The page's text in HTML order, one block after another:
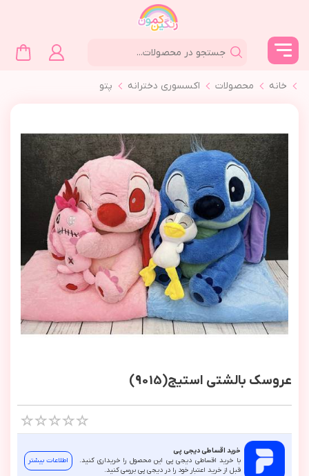
خانه محصولات اکسسوری دخترانه پتو
عروسک بالشتی استیج(9015)
خرید اقساطی دیجی پی
با خرید اقساطی دیجی پی این محصول را خریداری کنید.
قبل از خرید اعتبار خود را در دیجی پی بررسی کنید.
اطلاعات بیشتر